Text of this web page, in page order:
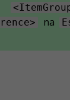
na